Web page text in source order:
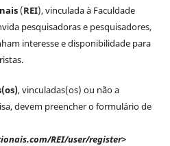
(REI), vinculada à Faculdade
pesquisadoras e pesquisadores,
interesse e disponibilidade para
, vinculadas(os) ou não a
devem preencher o formulário de
REI/user/register>